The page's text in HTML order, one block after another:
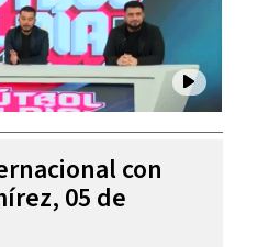
con
05 de